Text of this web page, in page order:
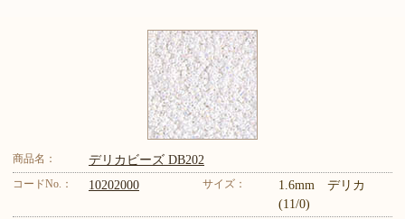
商品名： デリカビーズ DB202
コードNo.： 10202000 サイズ：
1.6mm デリカ
(11/0)